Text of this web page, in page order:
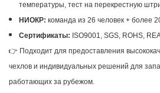
температуры, тест на перекрестную
НИОКР: команда из 26 человек + более
Сертификаты: ISO9001, SGS, ROHS,
👉 Подходит для предоставления
чехлов и индивидуальных решений для
работающих за рубежом.